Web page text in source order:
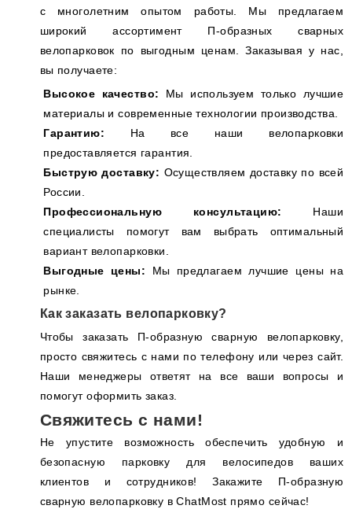
с многолетним опытом работы. Мы предлагаем
широкий ассортимент П-образных сварных
велопарковок по выгодным ценам. Заказывая у нас,
вы получаете:
Высокое качество: Мы используем только лучшие
материалы и современные технологии производства.
Гарантию: На все наши велопарковки
предоставляется гарантия.
Быструю доставку: Осуществляем доставку по всей
России.
Профессиональную консультацию: Наши
специалисты помогут вам выбрать оптимальный
вариант велопарковки.
Выгодные цены: Мы предлагаем лучшие цены на
рынке.
Как заказать велопарковку?
Чтобы заказать П-образную сварную велопарковку,
просто свяжитесь с нами по телефону или через сайт.
Наши менеджеры ответят на все ваши вопросы и
помогут оформить заказ.
Свяжитесь с нами!
Не упустите возможность обеспечить удобную и
безопасную парковку для велосипедов ваших
клиентов и сотрудников! Закажите П-образную
сварную велопарковку в ChatMost прямо сейчас!